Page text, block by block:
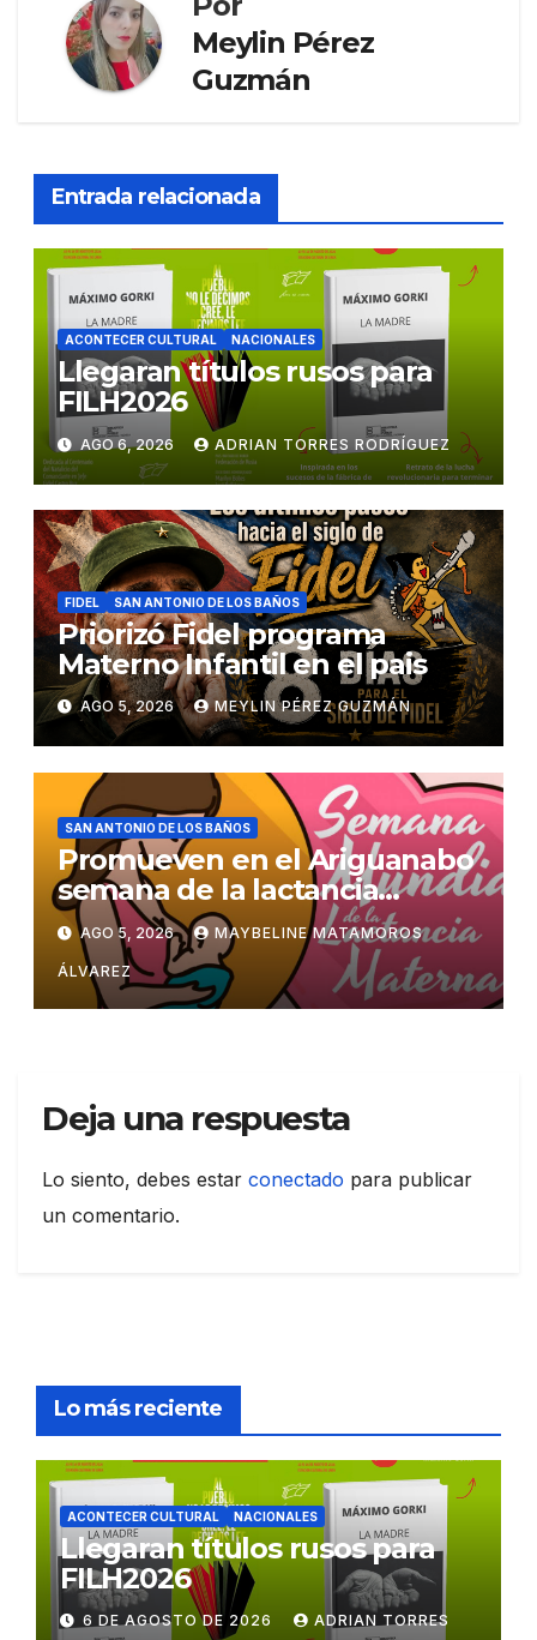
Meylin Pérez
Guzmán
Entrada relacionada
ACONTECER CULTURAL NACIONALES
Llegaran títulos rusos para
FILH2026
AGO 6, 2026 ADRIAN TORRES RODRÍGUEZ
FIDEL SAN ANTONIO DE LOS BAÑOS
Priorizó Fidel programa
Materno Infantil en el pais
AGO 5, 2026 MEYLIN PÉREZ GUZMÁN
SAN ANTONIO DE LOS BAÑOS
Promueven en el Ariguanabo
semana de la lactancia
materna
AGO 5, 2026 MAYBELINE MATAMOROS
ÁLVAREZ
Deja una respuesta
Lo siento, debes estar conectado para publicar
un comentario.
Lo más reciente
ACONTECER CULTURAL NACIONALES
Llegaran títulos rusos para
FILH2026
6 DE AGOSTO DE 2026 ADRIAN TORRES